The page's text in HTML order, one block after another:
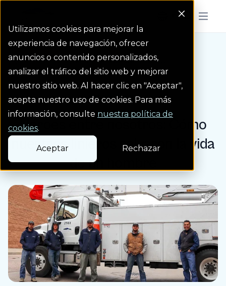
Utilizamos cookies para mejorar la
experiencia de navegación, ofrecer
anuncios o contenido personalizados,
analizar el tráfico del sitio web y mejorar
nuestro sitio web. Al hacer clic en "Aceptar",
acepta nuestro uso de cookies. Para más
información, consulte nuestra política de
cookies.
Aceptar Rechazar
Menu
Homepage Link
Blog Héroes entre nosotro...
Entrada de blog
Héroes entre nosotros: Cómo
nuestros linieros salvaron la vida
de un hombre